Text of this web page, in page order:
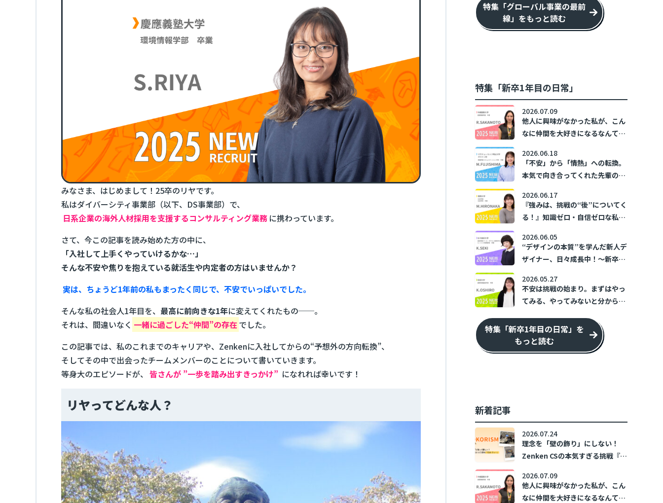
みなさま、はじめまして！25卒のリヤです。
私はダイバーシティ事業部（以下、DS事業部）で、
日系企業の海外人材採用を支援するコンサルティング業務 に携わっています。
さて、今この記事を読み始めた方の中に、
「入社して上手くやっていけるかな…」
そんな不安や焦りを抱えている就活生や内定者の方はいませんか？
実は、ちょうど1年前の私もまったく同じで、不安でいっぱいでした。
そんな私の社会人1年目を、 最高に前向きな1年に変えてくれたもの──。
それは、間違いなく 一緒に過ごした“仲間”の存在でした。
この記事では、私のこれまでのキャリアや、Zenkenに入社してからの“予想外の方向転換”、
そしてその中で出会ったチームメンバーのことについて書いていきます。
等身大のエピソードが、 皆さんが ”一歩を踏み出すきっかけ” になれれば幸いです！
リヤってどんな人？
特集「グローバル事業の最前
線」をもっと読む
特集「新卒1年目の日常」
他人に興味がなかった私が、こん
なに仲間を大好きになるなんて！
2026.07.09
「不安」から「情熱」への転換。
本気で向き合ってくれた先輩の存
加速させた。 ～新卒1年目の日常
～
2026.06.18
『強みは、挑戦の“後”についてく
る！』知識ゼロ・自信ゼロな私の
常～
2026.06.17
“デザインの本質”を学んだ新人デ
ザイナー、日々成長中！～新卒1
2026.06.05
不安は挑戦の始まり。まずはやっ
てみる、やってみないと分からな
2026.05.27
特集「新卒1年目の日常」を
もっと読む
新着記事
理念を「壁の飾り」にしない！
Zenken CSの本気すぎる挑戦『ホ
2026.07.24
他人に興味がなかった私が、こん
なに仲間を大好きになるなんて！
2026.07.09